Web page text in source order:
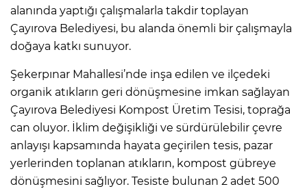
alanında yaptığı çalışmalarla takdir toplayan
Çayırova Belediyesi, bu alanda önemli bir çalışmayla
doğaya katkı sunuyor.
Şekerpınar Mahallesi’nde inşa edilen ve ilçedeki
organik atıkların geri dönüşmesine imkan sağlayan
Çayırova Belediyesi Kompost Üretim Tesisi, toprağa
can oluyor. İklim değişikliği ve sürdürülebilir çevre
anlayışı kapsamında hayata geçirilen tesis, pazar
yerlerinden toplanan atıkların, kompost gübreye
dönüşmesini sağlıyor. Tesiste bulunan 2 adet 500